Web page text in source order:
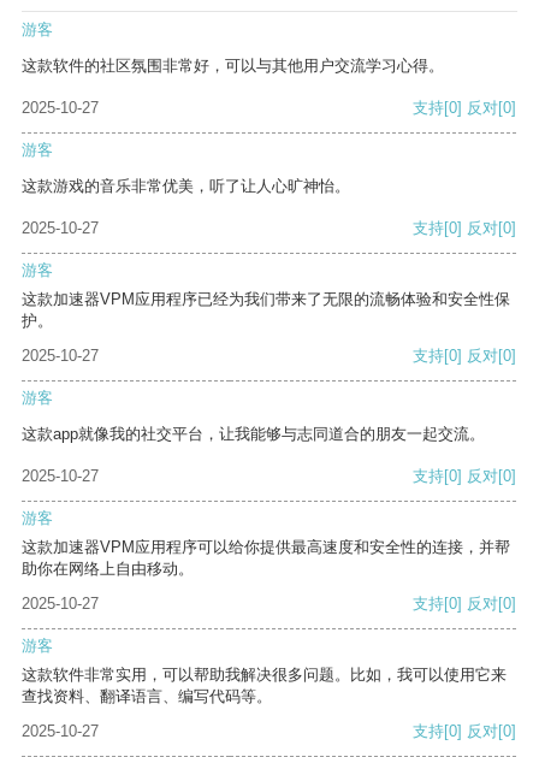
游客
这款软件的社区氛围非常好，可以与其他用户交流学习心得。
2025-10-27 支持[0] 反对[0]
游客
这款游戏的音乐非常优美，听了让人心旷神怡。
2025-10-27 支持[0] 反对[0]
游客
这款加速器VPM应用程序已经为我们带来了无限的流畅体验和安全性保
护。
2025-10-27
支持[0] 反对[0]
游客
这款app就像我的社交平台，让我能够与志同道合的朋友一起交流。
2025-10-27 支持[0] 反对[0]
游客
这款加速器VPM应用程序可以给你提供最高速度和安全性的连接，并帮
助你在网络上自由移动。
2025-10-27
支持[0] 反对[0]
游客
这款软件非常实用，可以帮助我解决很多问题。比如，我可以使用它来
查找资料、翻译语言、编写代码等。
2025-10-27
支持[0] 反对[0]